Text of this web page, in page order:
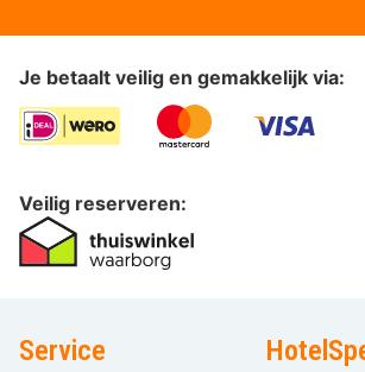
Je betaalt veilig en gemakkelijk via:
Veilig reserveren:
Service